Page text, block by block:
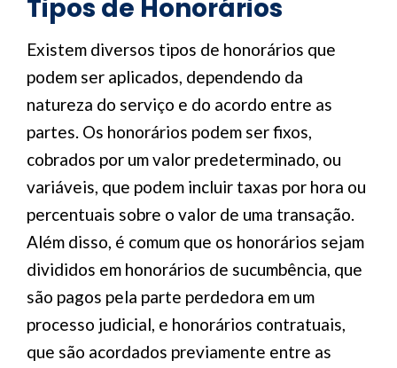
Tipos de Honorários
Existem diversos tipos de honorários que
podem ser aplicados, dependendo da
natureza do serviço e do acordo entre as
partes. Os honorários podem ser fixos,
cobrados por um valor predeterminado, ou
variáveis, que podem incluir taxas por hora ou
percentuais sobre o valor de uma transação.
Além disso, é comum que os honorários sejam
divididos em honorários de sucumbência, que
são pagos pela parte perdedora em um
processo judicial, e honorários contratuais,
que são acordados previamente entre as